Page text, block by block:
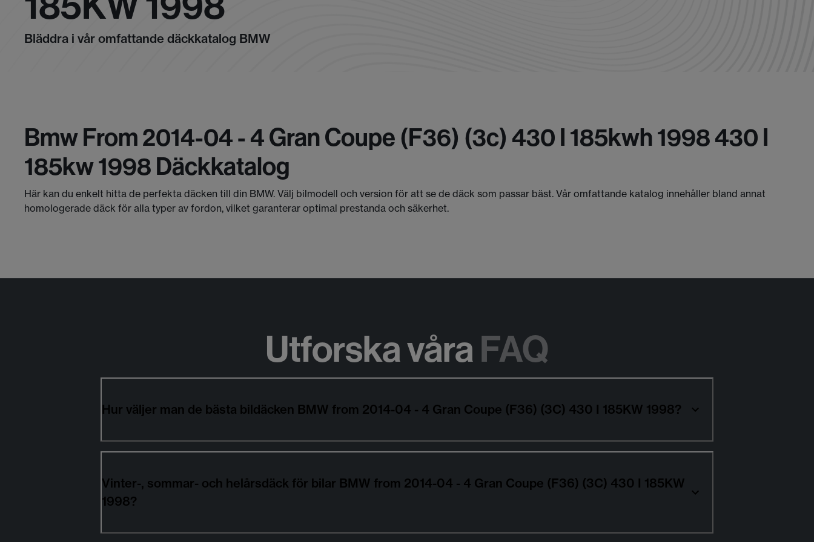
Bläddra i vår omfattande däckkatalog BMW
Bmw From 2014-04 - 4 Gran Coupe (f36) (3c) 430 I 185kwh 1998 430 I
185kw 1998 Däckkatalog
Här kan du enkelt hitta de perfekta däcken till din BMW. Välj bilmodell och version för att se de däck som passar bäst. Vår omfattande katalog innehåller bland annat
homologerade däck för alla typer av fordon, vilket garanterar optimal prestanda och säkerhet.
Utforska våraFAQ
Hur väljer man de bästa bildäcken BMW from 2014-04 - 4 Gran Coupe (F36) (3C) 430 I 185KW 1998?
Vinter-, sommar- och helårsdäck för bilar BMW from 2014-04 - 4 Gran Coupe (F36) (3C) 430 I 185KW
1998?